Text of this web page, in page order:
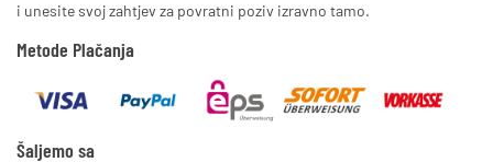
i unesite svoj zahtjev za povratni poziv izravno tamo.
Metode Plačanja
Šaljemo sa